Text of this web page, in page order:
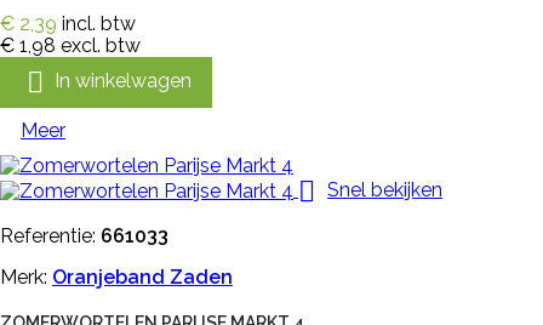
€ 2,39 incl. btw
€ 1,98 excl. btw
 In winkelwagen
Meer
 Snel bekijken
Referentie: 661033
Merk: Oranjeband Zaden